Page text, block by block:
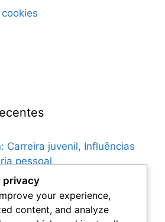
Carreira juvenil, Influências
pessoal
Primeira vida, Clubes de
familiares
chave no futebol
privacy
your experience,
content, and analyze